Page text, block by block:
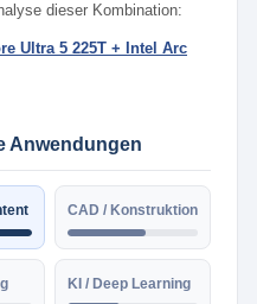
dieser Kombination:
Ultra 5 225T + Intel Arc
Anwendungen
CAD / Konstruktion
KI / Deep Learning